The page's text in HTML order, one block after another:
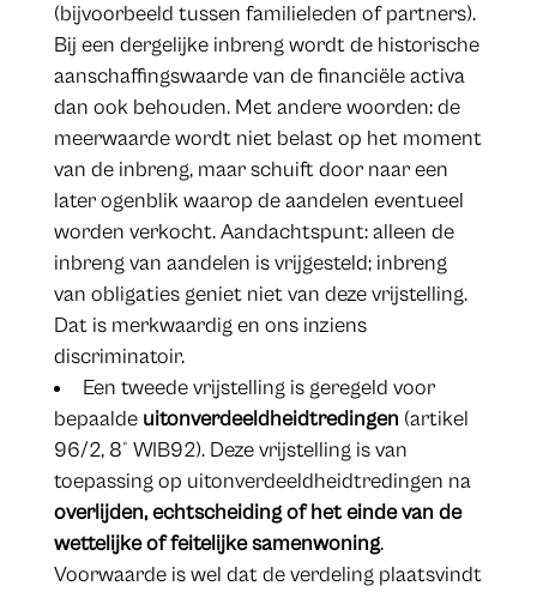
(bijvoorbeeld tussen familieleden of partners).
Bij een dergelijke inbreng wordt de historische
aanschaffingswaarde van de financiële activa
dan ook behouden. Met andere woorden: de
meerwaarde wordt niet belast op het moment
van de inbreng, maar schuift door naar een
later ogenblik waarop de aandelen eventueel
worden verkocht. Aandachtspunt: alleen de
inbreng van aandelen is vrijgesteld; inbreng
van obligaties geniet niet van deze vrijstelling.
Dat is merkwaardig en ons inziens
discriminatoir.
Een tweede vrijstelling is geregeld voor
bepaalde uitonverdeeldheidtredingen (artikel
96/2, 8° WIB92). Deze vrijstelling is van
toepassing op uitonverdeeldheidtredingen na
overlijden, echtscheiding of het einde van de
wettelijke of feitelijke samenwoning.
Voorwaarde is wel dat de verdeling plaatsvindt